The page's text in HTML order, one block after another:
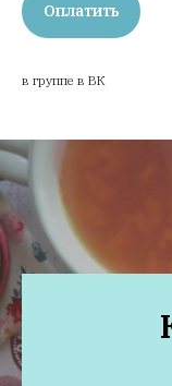
Оплатить
в группе в ВК